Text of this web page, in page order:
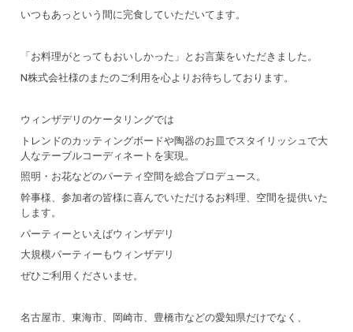
いつもあっという間に完食していただいてます。
「お料理がとってもおいしかった」とお言葉をいただきました。
N株式会社様のまたのご利用を心よりお待ちしております。
ウィンザデリのケータリングでは
トレンドのカッティングボードや陶器のお皿でスタイリッシュで大
人なテーブルコーディネートを実現。
照明・お花などのパーティ空間を総合プロデュース。
幹事様、参加者の皆様に喜んでいただけるお料理、空間を提供いた
します。
パーティーといえばウィンザデリ
大規模パーティーもウィンザデリ
ぜひご利用くださいませ。
名古屋市、東海市、岡崎市、豊橋市などの愛知県だけでなく、